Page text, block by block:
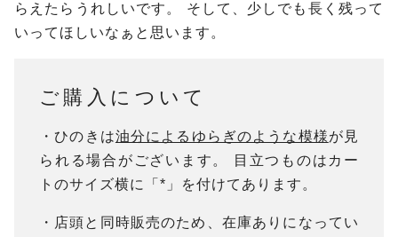
らえたらうれしいです。 そして、少しでも長く残って
いってほしいなぁと思います。
ご購入について
・ひのきは油分によるゆらぎのような模様が見
られる場合がございます。
目立つものはカー
トのサイズ横に「*」を付けてあります。
・店頭と同時販売のため、在庫ありになってい